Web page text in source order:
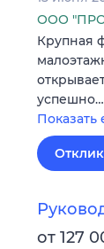
ООО
Крупная
успешно…
Показать
от 127